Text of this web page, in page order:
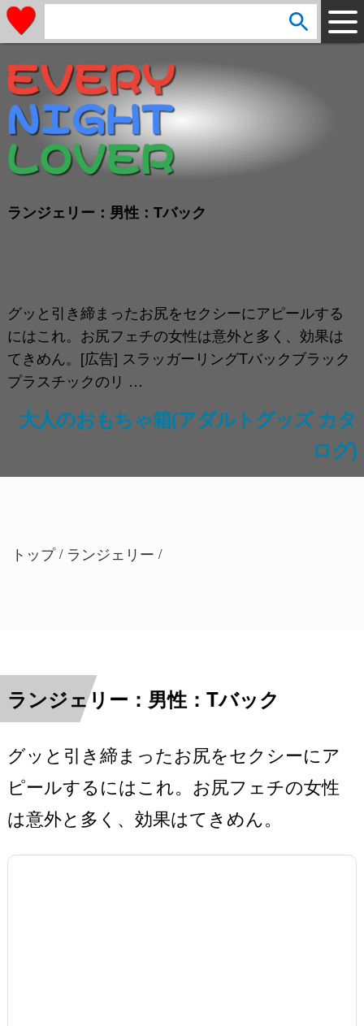
ランジェリー：男性：Tバック
グッと引き締まったお尻をセクシーにアピールする
にはこれ。お尻フェチの女性は意外と多く、効果は
てきめん。[広告] スラッガーリングTバックブラック
プラスチックのリ …
大人のおもちゃ箱(アダルトグッズ カタ
ログ)
e
a
r
c
h
:
arrow_circle_down
ランジェリー：男性：Tバック
グッと引き締まったお尻をセクシーにア
ピールするにはこれ。お尻フェチの女性
は意外と多く、効果はてきめん。
トップ / ランジェリー /